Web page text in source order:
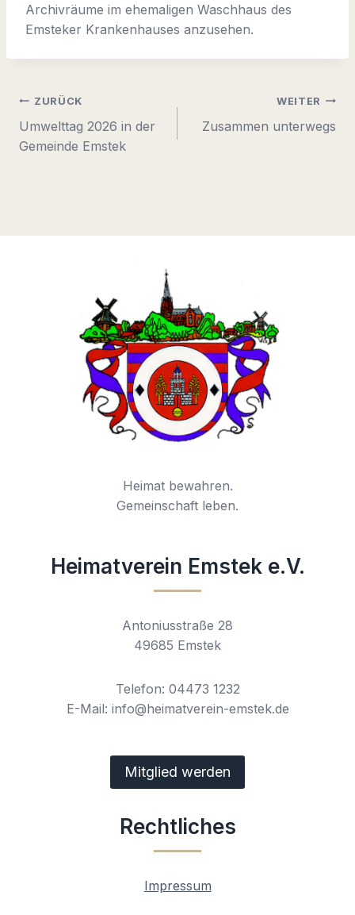
Archivräume im ehemaligen Waschhaus des
Emsteker Krankenhauses anzusehen.
Beitragsnavigation
ZURÜCK
Umwelttag 2026 in der
Gemeinde Emstek
WEITER
Zusammen unterwegs
Heimat bewahren.
Gemeinschaft leben.
Heimatverein Emstek e.V.
Antoniusstraße 28
49685 Emstek
Telefon: 04473 1232
E-Mail: info@heimatverein-emstek.de
Mitglied werden
Rechtliches
Impressum